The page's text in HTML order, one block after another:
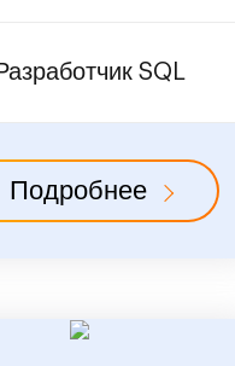
SQL
Подробнее